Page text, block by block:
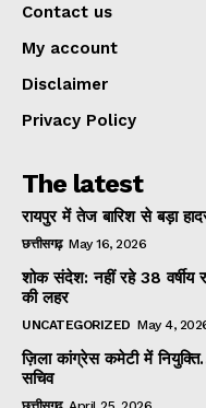
Contact us
My account
Disclaimer
Privacy Policy
The latest
रायपुर में तेज बारिश से बड़ा
छत्तीसगढ़ May 16, 2026
शोक संदेश: नहीं रहे 38 वर्षीय
की लहर
UNCATEGORIZED May 4,
ज़िला कांग्रेस कमेटी में
सचिव